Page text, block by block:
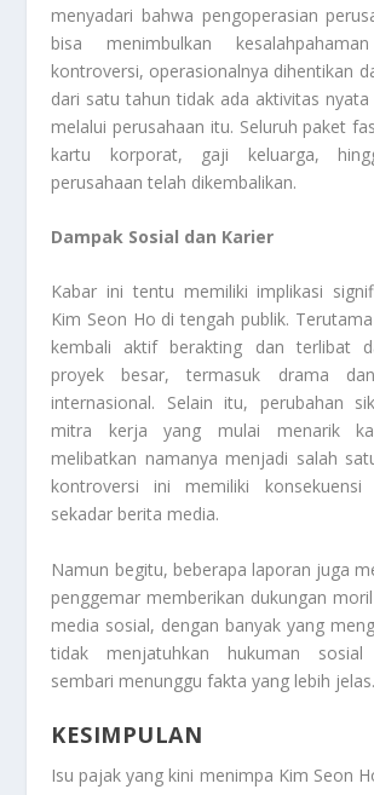
menyadari bahwa pengoperasian
bisa menimbulkan
kontroversi, operasionalnya dihentikan
dari satu tahun tidak ada aktivitas nyata
melalui perusahaan itu. Seluruh paket
kartu korporat, gaji keluarga,
perusahaan telah dikembalikan.
Dampak Sosial dan Karier
Kabar ini tentu memiliki implikasi
Kim Seon Ho di tengah publik.
kembali aktif berakting dan terlibat
proyek besar, termasuk drama
internasional. Selain itu, perubahan
mitra kerja yang mulai menarik
melibatkan namanya menjadi salah
kontroversi ini memiliki
sekadar berita media.
Namun begitu, beberapa laporan juga
penggemar memberikan dukungan
media sosial, dengan banyak yang
tidak menjatuhkan hukuman
sembari menunggu fakta yang lebih jelas.
KESIMPULAN
Isu pajak yang kini menimpa Kim Seon